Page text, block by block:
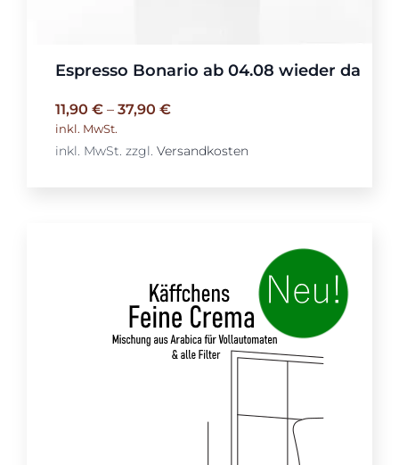
Espresso Bonario ab 04.08 wieder da
11,90 €– 37,90 €
inkl. MwSt.
inkl. MwSt. zzgl. Versandkosten